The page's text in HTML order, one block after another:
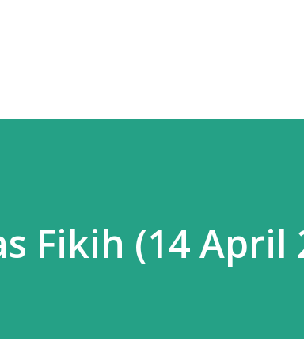
Fikih (14 April